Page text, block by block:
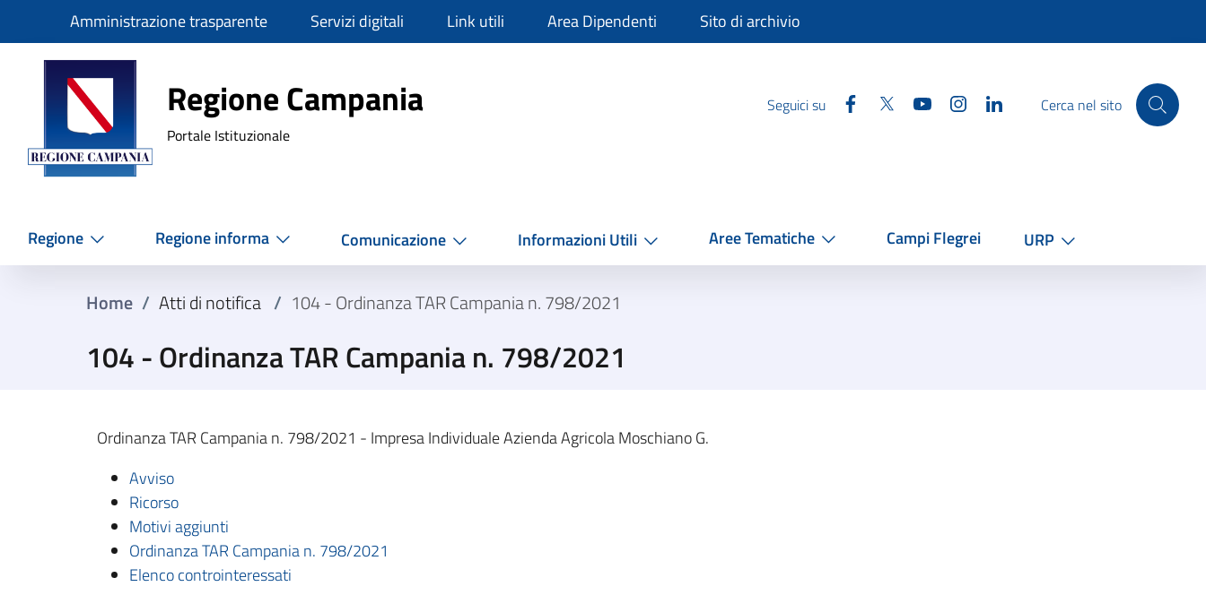
SlimAmministrazione trasparente Servizi digitali Link utili Area Dipendenti Sito di archivio
Regione Campania
Regione Campania
Portale Istituzionale
Seguici su Facebook
Twitter YouTube InstagramLinkedinCerca nel sito
Regione Regione informa Comunicazione Informazioni Utili Aree Tematiche Campi Flegrei URP
Home / Atti di notifica / 104 - Ordinanza TAR Campania n. 798/2021
104 - Ordinanza TAR Campania n. 798/2021
Ordinanza TAR Campania n. 798/2021 - Impresa Individuale Azienda Agricola Moschiano G.
Avviso
Ricorso
Motivi aggiunti
Ordinanza TAR Campania n. 798/2021
Elenco controinteressati